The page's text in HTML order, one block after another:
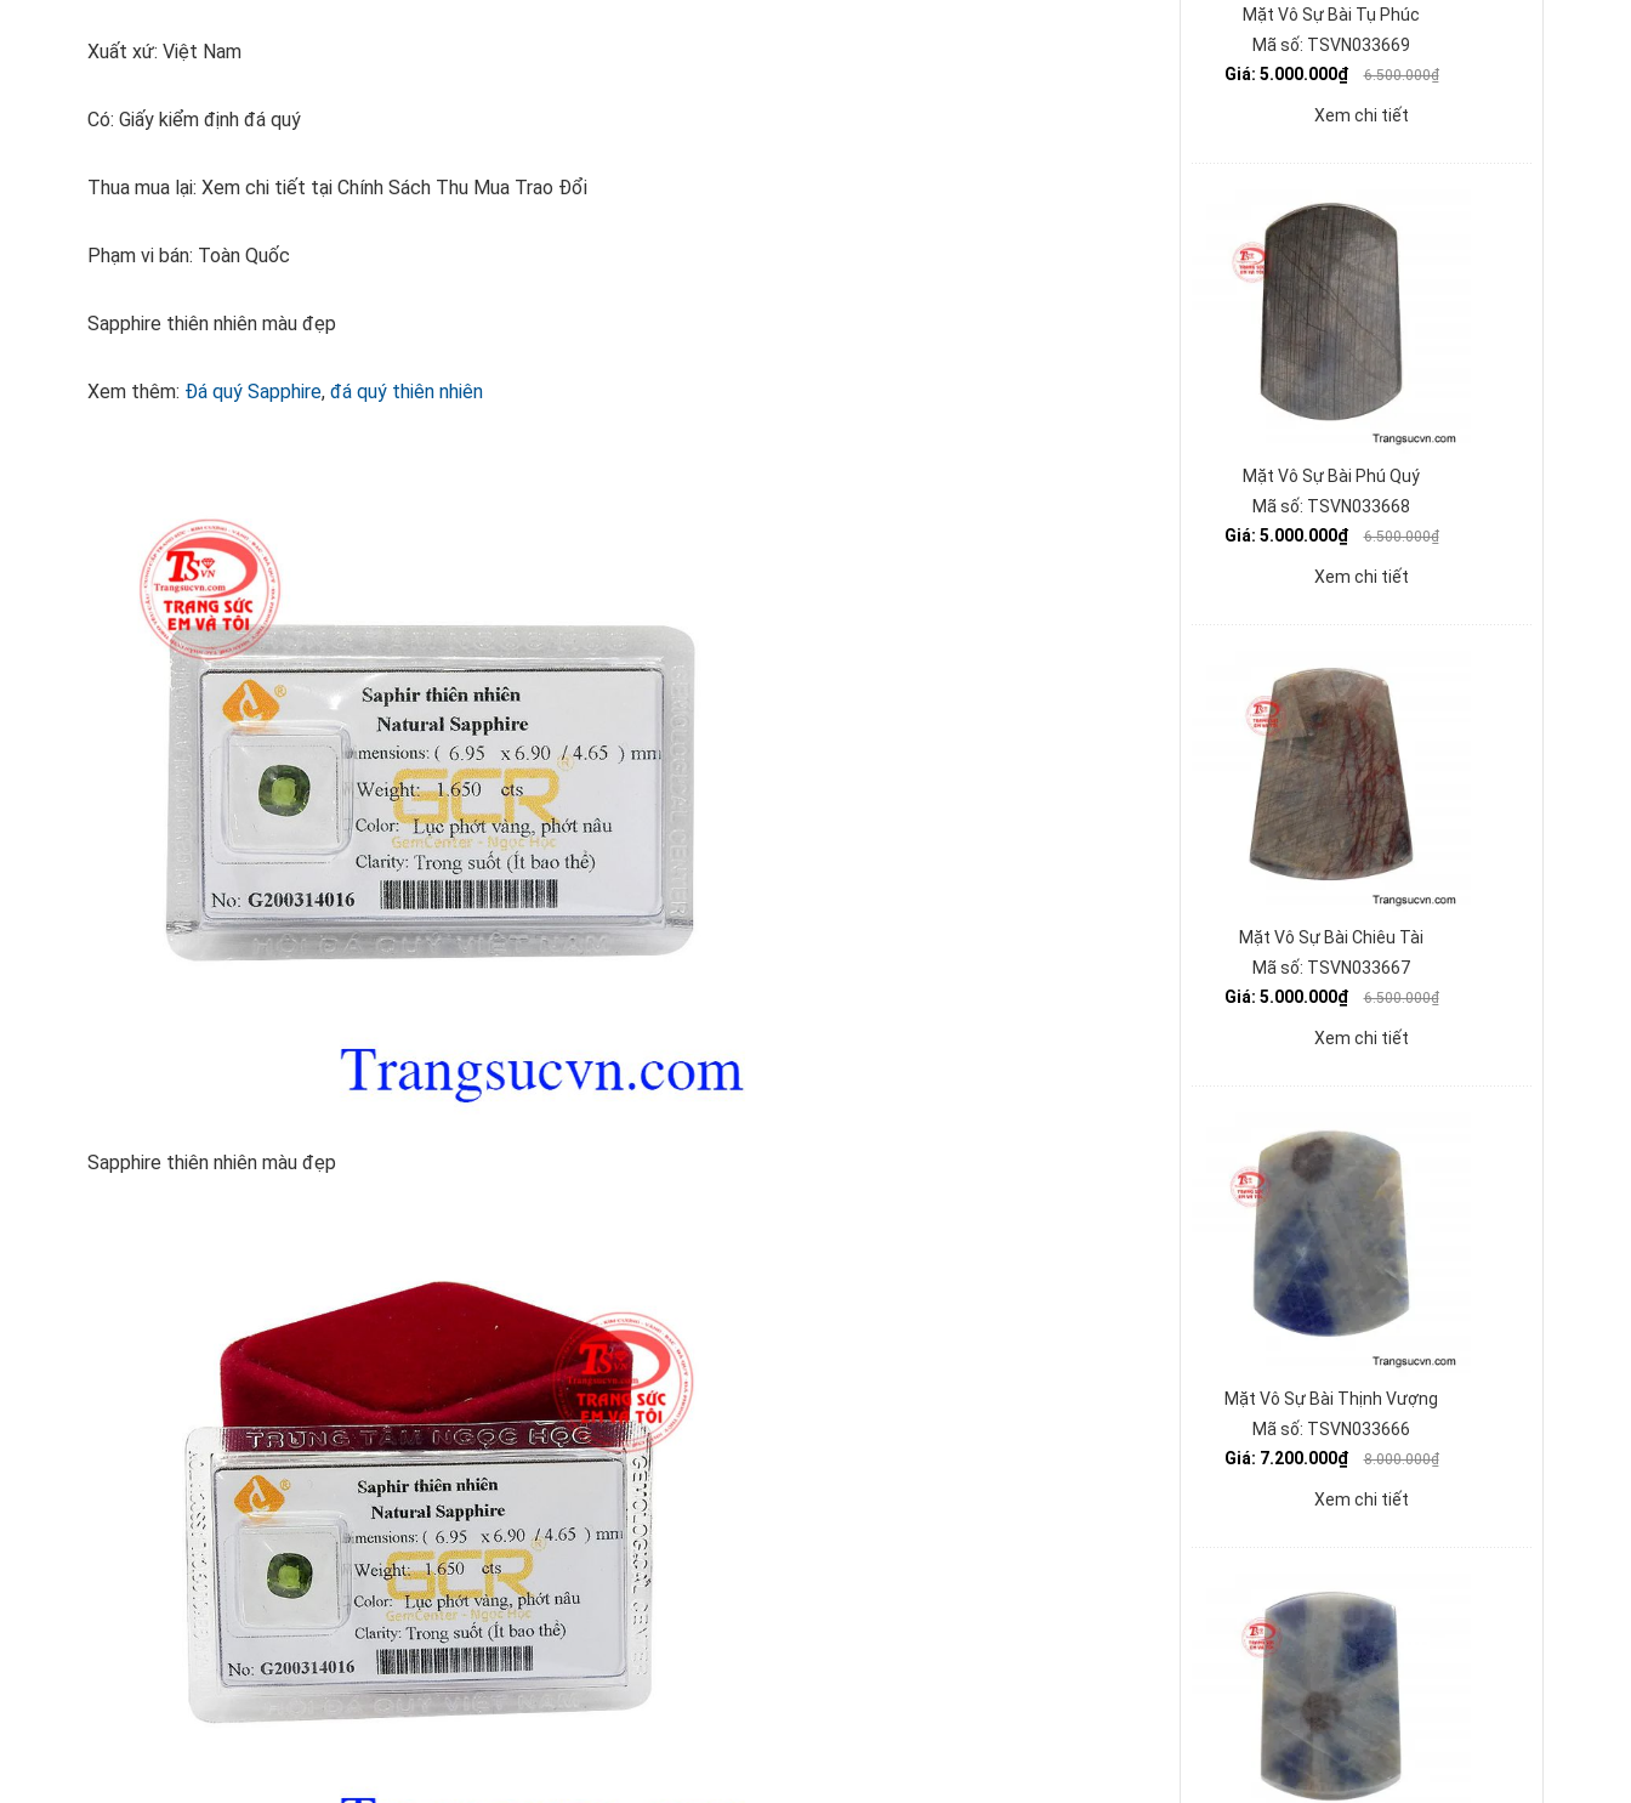
Xuất xứ: Việt Nam
Có: Giấy kiểm định đá quý
Thua mua lại: Xem chi tiết tại Chính Sách Thu Mua Trao Đổi
Phạm vi bán: Toàn Quốc
Sapphire thiên nhiên màu đẹp
Xem thêm: Đá quý Sapphire, đá quý thiên nhiên
Sapphire thiên nhiên màu đẹp
Mặt Vô Sự Bài Tụ Phúc
Mã số: TSVN033669
Giá: 5.000.000₫
6.500.000₫
Xem chi tiết
Mặt Vô Sự Bài Phú Quý
Mã số: TSVN033668
Giá: 5.000.000₫
6.500.000₫
Xem chi tiết
Mặt Vô Sự Bài Chiêu Tài
Mã số: TSVN033667
Giá: 5.000.000₫
6.500.000₫
Xem chi tiết
Mặt Vô Sự Bài Thịnh Vượng
Mã số: TSVN033666
Giá: 7.200.000₫
8.000.000₫
Xem chi tiết